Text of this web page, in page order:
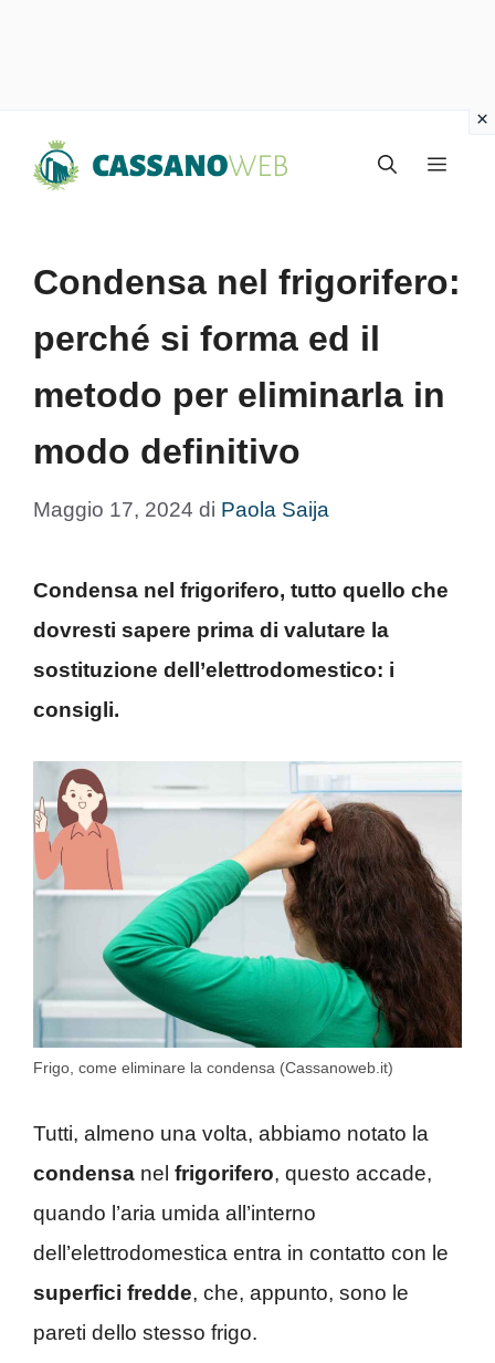
Menu
Condensa nel frigorifero:
perché si forma ed il
metodo per eliminarla in
modo definitivo
Maggio 17, 2024 di Paola Saija
Condensa nel frigorifero, tutto quello che
dovresti sapere prima di valutare la
sostituzione dell’elettrodomestico: i
consigli.
Frigo, come eliminare la condensa (Cassanoweb.it)
Tutti, almeno una volta, abbiamo notato la
condensa nel frigorifero, questo accade,
quando l’aria umida all’interno
dell’elettrodomestica entra in contatto con le
superfici fredde, che, appunto, sono le
pareti dello stesso frigo.